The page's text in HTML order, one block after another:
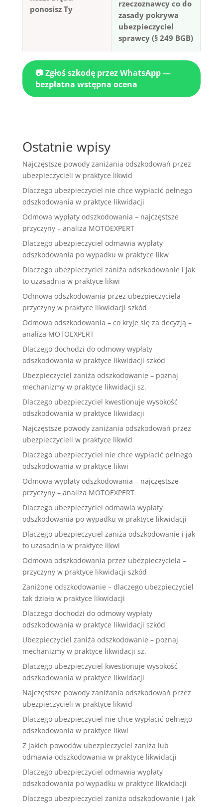
ponosisz Ty
rzeczoznawcy co do
zasady pokrywa
ubezpieczyciel
sprawcy (§ 249 BGB)
📷 Zgłoś szkodę przez WhatsApp —
bezpłatna wstępna ocena
Ostatnie wpisy
Najczęstsze powody zaniżania odszkodowań przez
ubezpieczycieli w praktyce likwid
Dlaczego ubezpieczyciel nie chce wypłacić pełnego
odszkodowania w praktyce likwidacji
Odmowa wypłaty odszkodowania – najczęstsze
przyczyny – analiza MOTOEXPERT
Dlaczego ubezpieczyciel odmawia wypłaty
odszkodowania po wypadku w praktyce likw
Dlaczego ubezpieczyciel zaniża odszkodowanie i jak
to uzasadnia w praktyce likwi
Odmowa odszkodowania przez ubezpieczyciela –
przyczyny w praktyce likwidacji szkód
Odmowa odszkodowania – co kryje się za decyzją –
analiza MOTOEXPERT
Dlaczego dochodzi do odmowy wypłaty
odszkodowania w praktyce likwidacji szkód
Ubezpieczyciel zaniża odszkodowanie – poznaj
mechanizmy w praktyce likwidacji sz.
Dlaczego ubezpieczyciel kwestionuje wysokość
odszkodowania w praktyce likwidacji
Najczęstsze powody zaniżania odszkodowań przez
ubezpieczycieli w praktyce likwid
Dlaczego ubezpieczyciel nie chce wypłacić pełnego
odszkodowania w praktyce likwi
Odmowa wypłaty odszkodowania – najczęstsze
przyczyny – analiza MOTOEXPERT
Dlaczego ubezpieczyciel odmawia wypłaty
odszkodowania po wypadku w praktyce likwidacji
Dlaczego ubezpieczyciel zaniża odszkodowanie i jak
to uzasadnia w praktyce likwi
Odmowa odszkodowania przez ubezpieczyciela –
przyczyny w praktyce likwidacji szkód
Zaniżone odszkodowanie – dlaczego ubezpieczyciel
tak działa w praktyce likwidacji
Dlaczego dochodzi do odmowy wypłaty
odszkodowania w praktyce likwidacji szkód
Ubezpieczyciel zaniża odszkodowanie – poznaj
mechanizmy w praktyce likwidacji sz.
Dlaczego ubezpieczyciel kwestionuje wysokość
odszkodowania w praktyce likwidacji
Najczęstsze powody zaniżania odszkodowań przez
ubezpieczycieli w praktyce likwid
Dlaczego ubezpieczyciel nie chce wypłacić pełnego
odszkodowania w praktyce likwi
Z jakich powodów ubezpieczyciel zaniża lub
odmawia odszkodowania w praktyce likwidacji
Dlaczego ubezpieczyciel odmawia wypłaty
odszkodowania po wypadku w praktyce likwidacji
Dlaczego ubezpieczyciel zaniża odszkodowanie i jak